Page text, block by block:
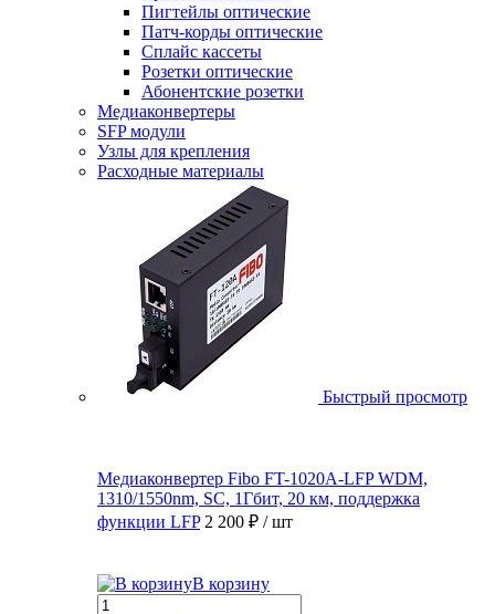
Пигтейлы оптические
Патч-корды оптические
Сплайс кассеты
Розетки оптические
Абонентские розетки
Медиаконвертеры
SFP модули
Узлы для крепления
Расходные материалы
Быстрый просмотр
Медиаконвертер Fibo FT-1020A-LFP WDM,
1310/1550nm, SC, 1Гбит, 20 км, поддержка
функции LFP 2 200 ₽ / шт
В корзину